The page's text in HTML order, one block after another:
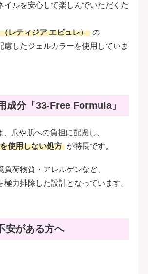
イルを安心して楽しんでいただくた
レティジア エピュレ） の
慮したジェルカラーを使用していま
成分「33-Free Formula」
、爪や肌への負担に配慮し、
使用しない処方 が特長です。
負荷物質・アレルゲンなど、
極力排除した設計となっています。
安がある方へ